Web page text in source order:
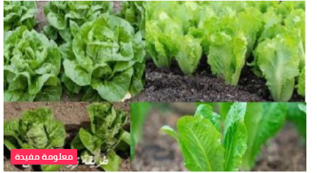
معلومة مفيدة